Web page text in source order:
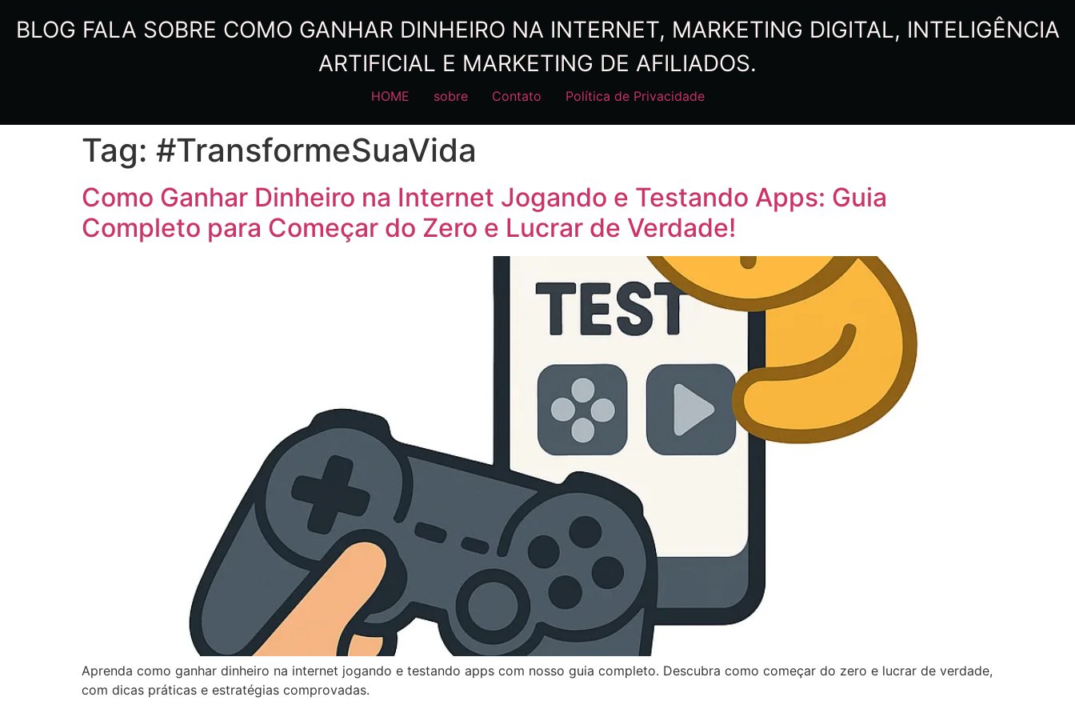
BLOG FALA SOBRE COMO GANHAR DINHEIRO NA INTERNET, MARKETING DIGITAL, INTELIGÊNCIA
ARTIFICIAL E MARKETING DE AFILIADOS.
HOME sobre Contato Política de Privacidade
Tag: #TransformeSuaVida
Como Ganhar Dinheiro na Internet Jogando e Testando Apps: Guia
Completo para Começar do Zero e Lucrar de Verdade!
Aprenda como ganhar dinheiro na internet jogando e testando apps com nosso guia completo. Descubra como começar do zero e lucrar de verdade,
com dicas práticas e estratégias comprovadas.